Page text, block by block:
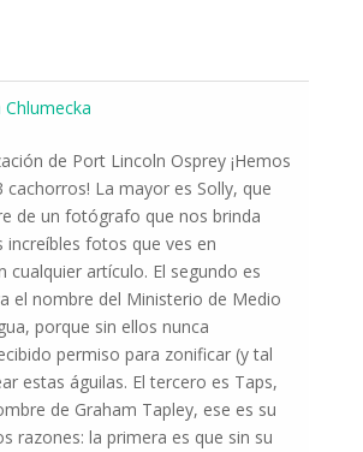
Chlumecka
de Port Lincoln Osprey ¡Hemos
La mayor es Solly, que
de un fotógrafo que nos brinda
increíbles fotos que ves en
cualquier artículo. El segundo es
el nombre del Ministerio de Medio
porque sin ellos nunca
permiso para zonificar (y tal
estas águilas. El tercero es Taps,
de Graham Tapley, ese es su
razones: la primera es que sin su